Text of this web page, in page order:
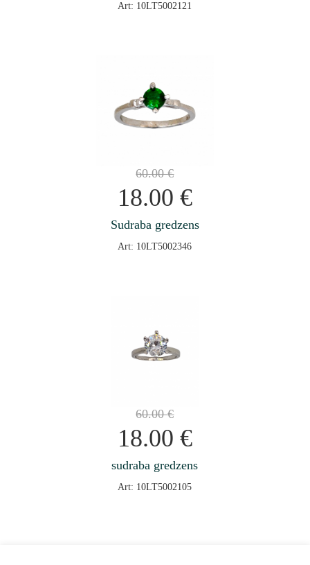
Art: 10LT5002121
60.00€
18.00 €
Sudraba gredzens
Art: 10LT5002346
60.00€
18.00 €
sudraba gredzens
Art: 10LT5002105